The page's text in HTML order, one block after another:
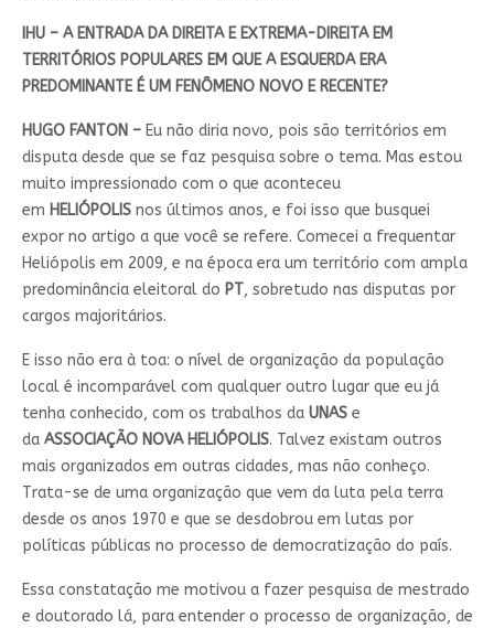
IHU – A ENTRADA DA DIREITA E EXTREMA-DIREITA EM
TERRITÓRIOS POPULARES EM QUE A ESQUERDA ERA
PREDOMINANTE É UM FENÔMENO NOVO E RECENTE?
HUGO FANTON –Eu não diria novo, pois são territórios em
disputa desde que se faz pesquisa sobre o tema. Mas estou
muito impressionado com o que aconteceu
em HELIÓPOLISnos últimos anos, e foi isso que busquei
expor no artigo a que você se refere. Comecei a frequentar
Heliópolis em 2009, e na época era um território com ampla
predominância eleitoral do PT, sobretudo nas disputas por
cargos majoritários.
E isso não era à toa: o nível de organização da população
local é incomparável com qualquer outro lugar que eu já
tenha conhecido, com os trabalhos da UNASe
da ASSOCIAÇÃO NOVA HELIÓPOLIS. Talvez existam outros
mais organizados em outras cidades, mas não conheço.
Trata-se de uma organização que vem da luta pela terra
desde os anos 1970 e que se desdobrou em lutas por
políticas públicas no processo de democratização do país.
Essa constatação me motivou a fazer pesquisa de mestrado
e doutorado lá, para entender o processo de organização, de